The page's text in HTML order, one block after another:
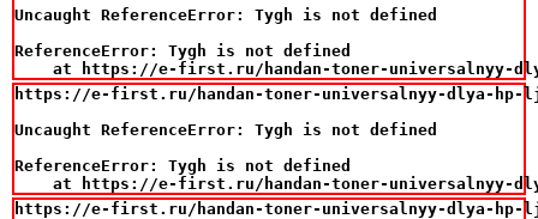
Uncaught ReferenceError: Tygh is not defined
ReferenceError: Tygh is not defined
at https://e-first.ru/handan-toner-universalnyy-
https://e-first.ru/handan-toner-universalnyy-dlya-hp-lj-
Uncaught ReferenceError: Tygh is not defined
ReferenceError: Tygh is not defined
at https://e-first.ru/handan-toner-universalnyy-
https://e-first.ru/handan-toner-universalnyy-dlya-hp-lj-